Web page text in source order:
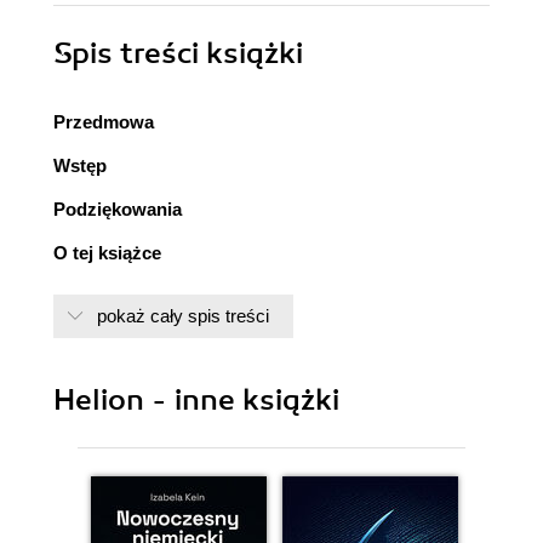
Spis treści książki
Przedmowa
Wstęp
Podziękowania
O tej książce
Część I. Platforma do doskonalenia konwersacyjnej
inteligencja działa?
1.1. Wprowadzenie do konwersacyjnej
pokaż cały spis treści
Helion - inne książki